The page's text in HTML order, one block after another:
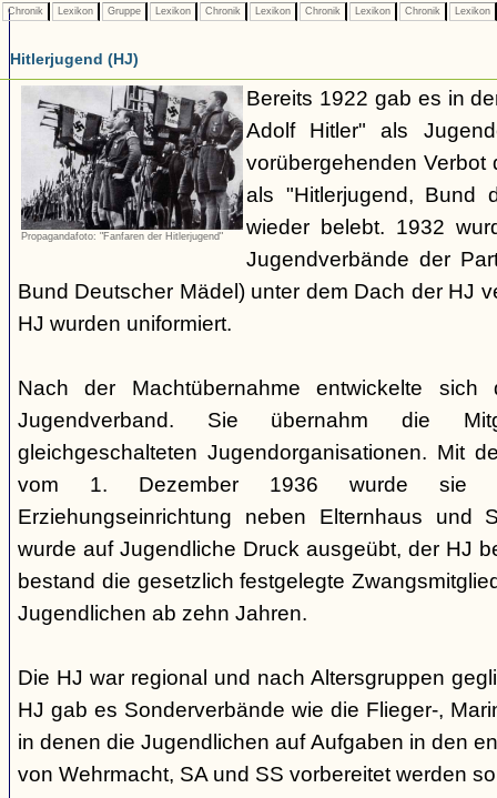
Chronik Lexikon Gruppe Lexikon Chronik Lexikon Chronik Lexikon Chronik Lexikon
Hitlerjugend (HJ)
Propagandafoto: "Fanfaren der Hitlerjugend"
Bereits 1922 gab es in
Adolf Hitler" als
vorübergehenden Verbot
als "Hitlerjugend, Bund
wieder belebt. 1932
Jugendverbände der
Bund Deutscher Mädel) unter dem Dach der HJ
HJ wurden uniformiert.
Nach der Machtübernahme entwickelte
Jugendverband. Sie übernahm die
gleichgeschalteten Jugendorganisationen. Mit
vom 1. Dezember 1936 wurde sie
Erziehungseinrichtung neben Elternhaus und
wurde auf Jugendliche Druck ausgeübt, der HJ
bestand die gesetzlich festgelegte
Jugendlichen ab zehn Jahren.
Die HJ war regional und nach Altersgruppen
HJ gab es Sonderverbände wie die Flieger-,
in denen die Jugendlichen auf Aufgaben in den
von Wehrmacht, SA und SS vorbereitet werden